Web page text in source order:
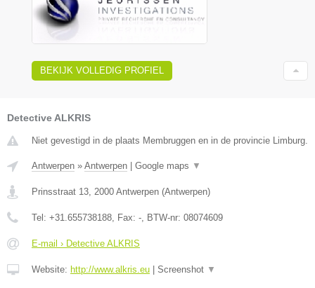
BEKIJK VOLLEDIG PROFIEL
Detective ALKRIS
Niet gevestigd in de plaats Membruggen en in de provincie Limburg.
Antwerpen » Antwerpen Google maps ▼
Prinsstraat 13 2000 Antwerpen (Antwerpen)
Tel: +31.655738188 , Fax: - , BTW-nr: 08074609
E-mail › Detective ALKRIS
Website: http://www.alkris.eu Screenshot ▼